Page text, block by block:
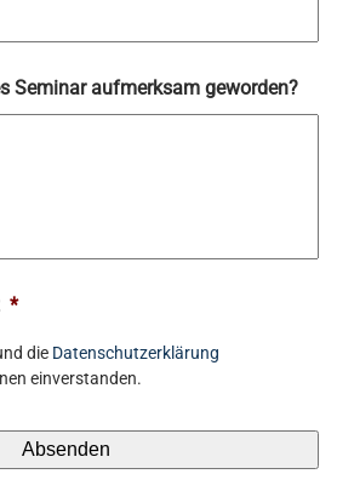
Seminar aufmerksam geworden?
*
die Datenschutzerklärung
einverstanden.